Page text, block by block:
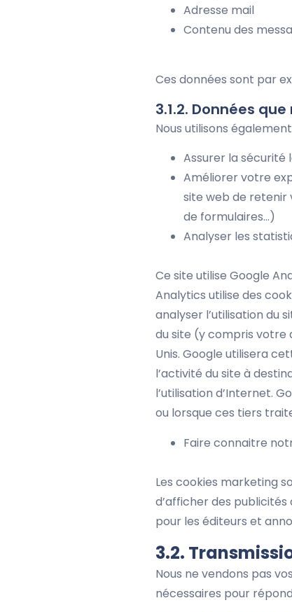
Adresse mail
Contenu des
Ces données sont par
3.1.2. Données
Nous utilisons
Assurer la sécurité
Améliorer votre
site web de retenir
de formulaires…)
Analyser les
Ce site utilise Google
Analytics utilise des
analyser l’utilisation du
du site (y compris votre
Unis. Google utilisera
l’activité du site à
l’utilisation d’Internet.
ou lorsque ces tiers
Faire connaitre
Les cookies marketing
d’afficher des
pour les éditeurs et
3.2.
Nous ne vendons pas
nécessaires pour